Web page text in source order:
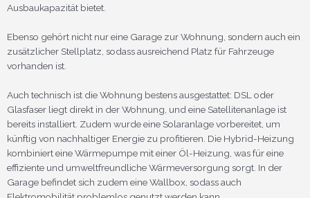
Ausbaukapazität bietet.
Ebenso gehört nicht nur eine Garage zur Wohnung, sondern auch ein
zusätzlicher Stellplatz, sodass ausreichend Platz für Fahrzeuge
vorhanden ist.
Auch technisch ist die Wohnung bestens ausgestattet: DSL oder
Glasfaser liegt direkt in der Wohnung, und eine Satellitenanlage ist
bereits installiert. Zudem wurde eine Solaranlage vorbereitet, um
künftig von nachhaltiger Energie zu profitieren. Die Hybrid-Heizung
kombiniert eine Wärmepumpe mit einer Öl-Heizung, was für eine
effiziente und umweltfreundliche Wärmeversorgung sorgt. In der
Garage befindet sich zudem eine Wallbox, sodass auch